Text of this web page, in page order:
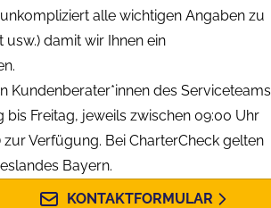
alle wichtigen Angaben zu
damit wir Ihnen ein
Kundenberater*innen des Serviceteams
Freitag, jeweils zwischen 09:00 Uhr
Verfügung. Bei CharterCheck gelten
Bayern.
KONTAKTFORMULAR